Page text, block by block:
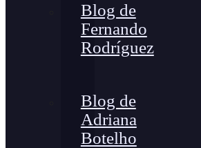
Blog de
Fernando
Rodríguez
Blog de
Adriana
Botelho